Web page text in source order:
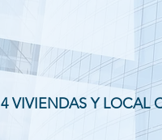
4 VIVIENDAS Y LOCAL